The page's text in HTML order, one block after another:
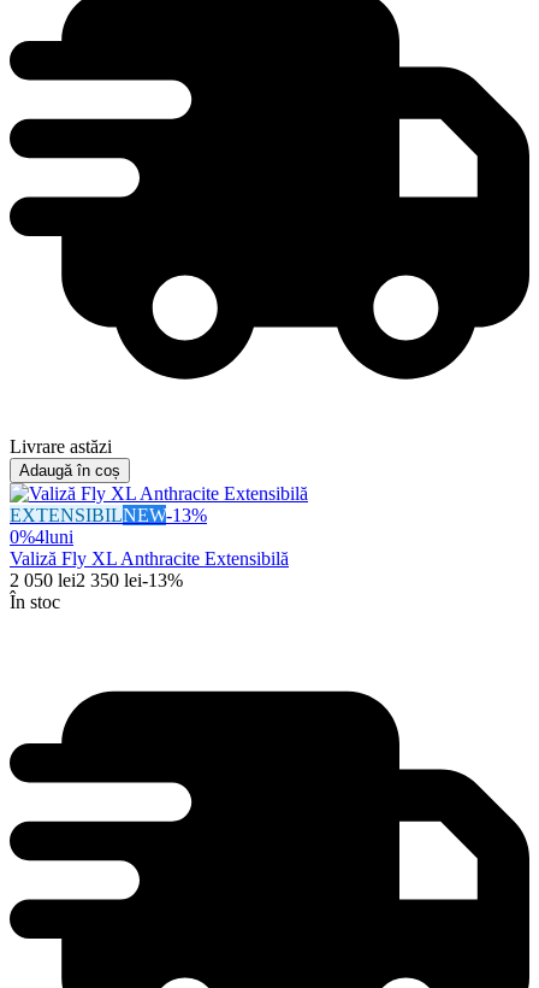
Livrare astăzi
Adaugă în coș
EXTENSIBILNEW-13%
0%4luni
Valiză Fly XL Anthracite Extensibilă
2 050 lei2 350 lei-13%
În stoc